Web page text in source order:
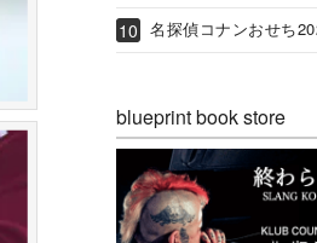
名探偵コナンおせち
blueprint book store